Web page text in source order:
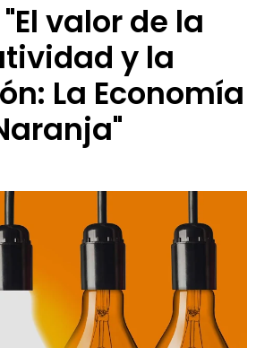
valor de la
y la
La Economía